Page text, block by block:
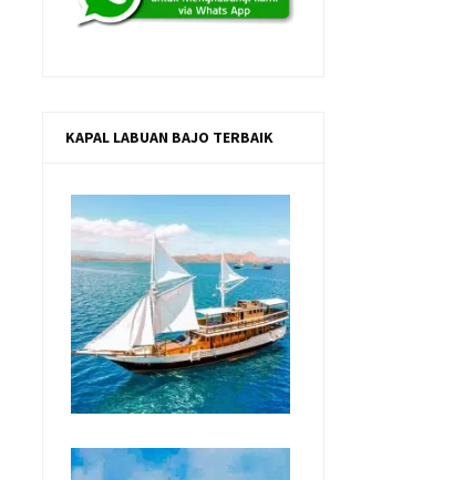
KAPAL LABUAN BAJO TERBAIK